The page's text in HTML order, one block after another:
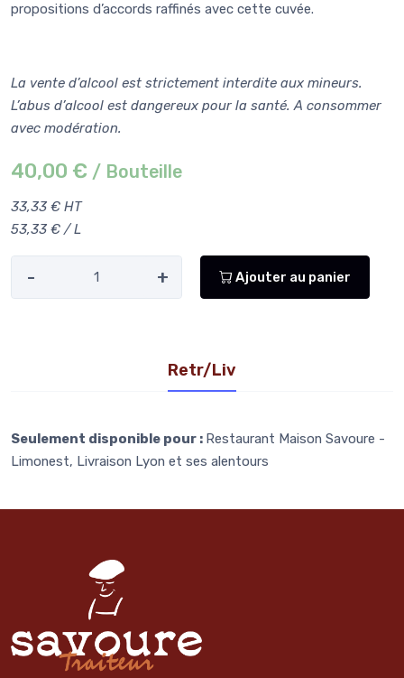
propositions d’accords raffinés avec cette cuvée.
La vente d’alcool est strictement interdite aux mineurs.
L’abus d’alcool est dangereux pour la santé. A consommer
avec modération.
40,00 € / Bouteille
33,33 € HT
53,33 € / L
- + Ajouter au panier
Retr/Liv
Seulement disponible pour : Restaurant Maison Savoure -
Limonest, Livraison Lyon et ses alentours